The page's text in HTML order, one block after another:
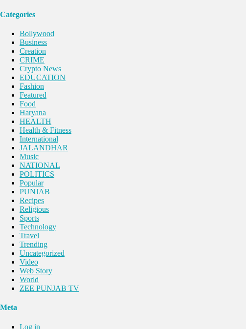
Categories
Bollywood
Business
Creation
CRIME
Crypto News
EDUCATION
Fashion
Featured
Food
Haryana
HEALTH
Health & Fitness
International
JALANDHAR
Music
NATIONAL
POLITICS
Popular
PUNJAB
Recipes
Religious
Sports
Technology
Travel
Trending
Uncategorized
Video
Web Story
World
ZEE PUNJAB TV
Meta
Log in